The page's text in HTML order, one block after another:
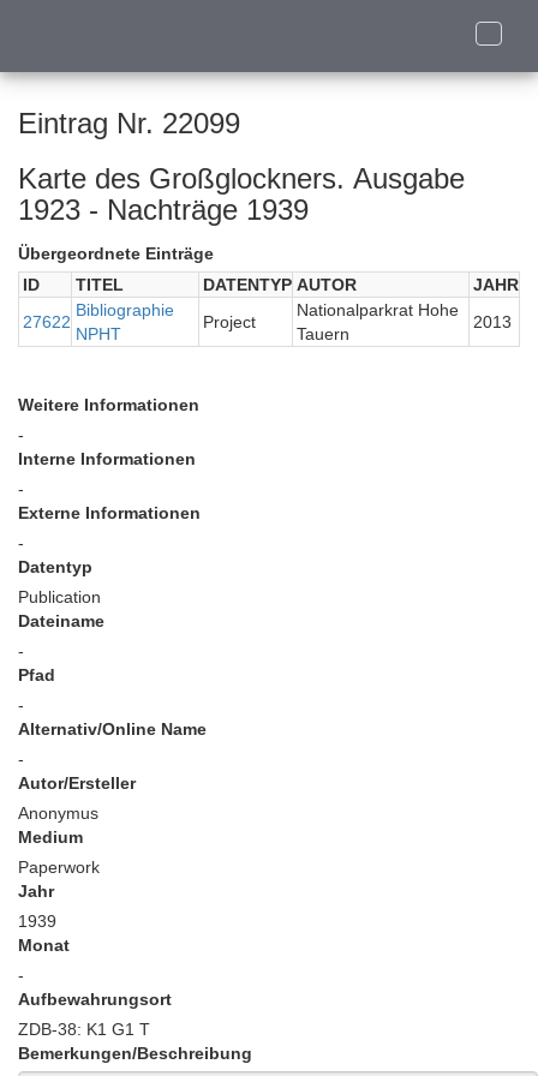
Toggle
Eintrag Nr. 22099
Karte des Großglockners. Ausgabe
1923 - Nachträge 1939
Übergeordnete Einträge
ID
TITEL DATENTYP AUTOR
JAHR
27622
Bibliographie
NPHT
Project
Nationalparkrat Hohe
Tauern
2013
Weitere Informationen
-
Interne Informationen
-
Externe Informationen
-
Datentyp
Publication
Dateiname
-
Pfad
-
Alternativ/Online Name
-
Autor/Ersteller
Anonymus
Medium
Paperwork
Jahr
1939
Monat
-
Aufbewahrungsort
ZDB-38: K1 G1 T
Bemerkungen/Beschreibung